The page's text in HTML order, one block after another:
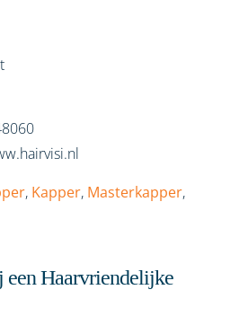
, Kapper, Masterkapper,
Haarvriendelijke